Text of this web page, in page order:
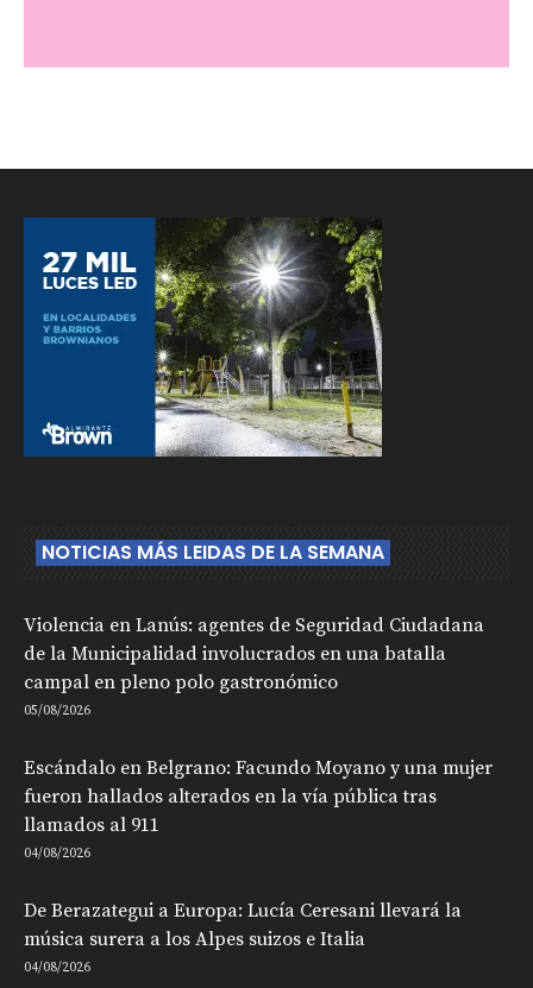
NOTICIAS MÁS LEIDAS DE LA SEMANA
Violencia en Lanús: agentes de Seguridad Ciudadana
de la Municipalidad involucrados en una batalla
campal en pleno polo gastronómico
05/08/2026
Escándalo en Belgrano: Facundo Moyano y una mujer
fueron hallados alterados en la vía pública tras
llamados al 911
04/08/2026
De Berazategui a Europa: Lucía Ceresani llevará la
música surera a los Alpes suizos e Italia
04/08/2026